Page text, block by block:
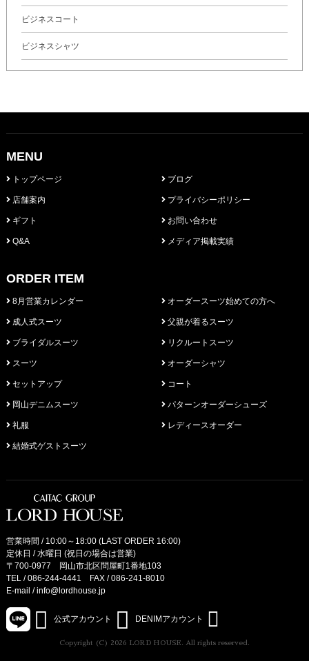
ビジネスコート
ビジネスシャツ
MENU
トップページ
店舗案内
ギフト
Q&A
ブログ
プライバシーポリシー
お問い合わせ
メディア掲載実績
ORDER ITEM
8月営業カレンダー
成人式スーツ
ブライダルスーツ
スーツ
セットアップ
岡山デニムスーツ
礼服
結婚式ゲストスーツ
オーダースーツ始めての方へ
父親が着るスーツ
リクルートスーツ
オーダーシャツ
コート
パターンオーダーシューズ
レディースオーダー
営業時間 / 10:00～18:00 (LAST ORDER 16:00)
定休日 / 水曜日 (祝日の場合は営業)
〒700-0977 岡山市北区問屋町1番地103
TEL /086-244-4441
FAX / 086-241-8010
E-mail /info@lordhouse.jp
公式アカウント DENIMアカウント
Copyright (C) 2026 LORD HOUSE. All rights reserved.